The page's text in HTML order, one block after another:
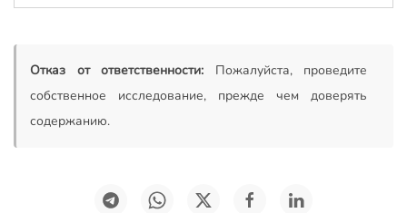
Отказ от ответственности: Пожалуйста, проведите
собственное исследование, прежде чем доверять
содержанию.